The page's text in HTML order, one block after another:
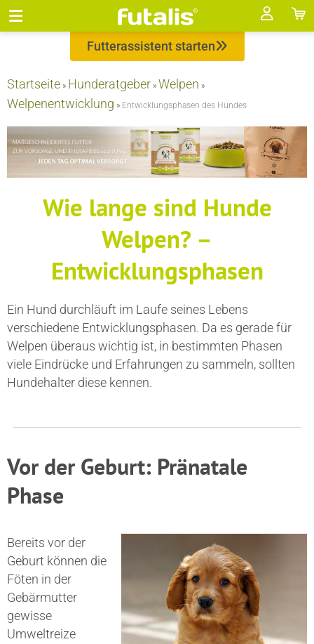
Futterassistent starten
Startseite » Hunderatgeber » Welpen »
Welpenentwicklung » Entwicklungsphasen des Hundes
Wie lange sind Hunde
Welpen? –
Entwicklungsphasen
Ein Hund durchläuft im Laufe seines Lebens
verschiedene Entwicklungsphasen. Da es gerade für
Welpen überaus wichtig ist, in bestimmten Phasen
viele Eindrücke und Erfahrungen zu sammeln, sollten
Hundehalter diese kennen.
Vor der Geburt: Pränatale
Phase
Bereits vor der
Geburt können die
Föten in der
Gebärmutter
gewisse
Umweltreize